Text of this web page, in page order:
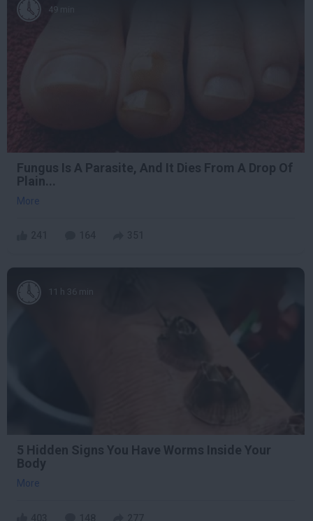
49 min
Fungus Is A Parasite, And It Dies From A Drop Of
Plain...
More
11 h 36 min
5 Hidden Signs You Have Worms Inside Your
Body
More